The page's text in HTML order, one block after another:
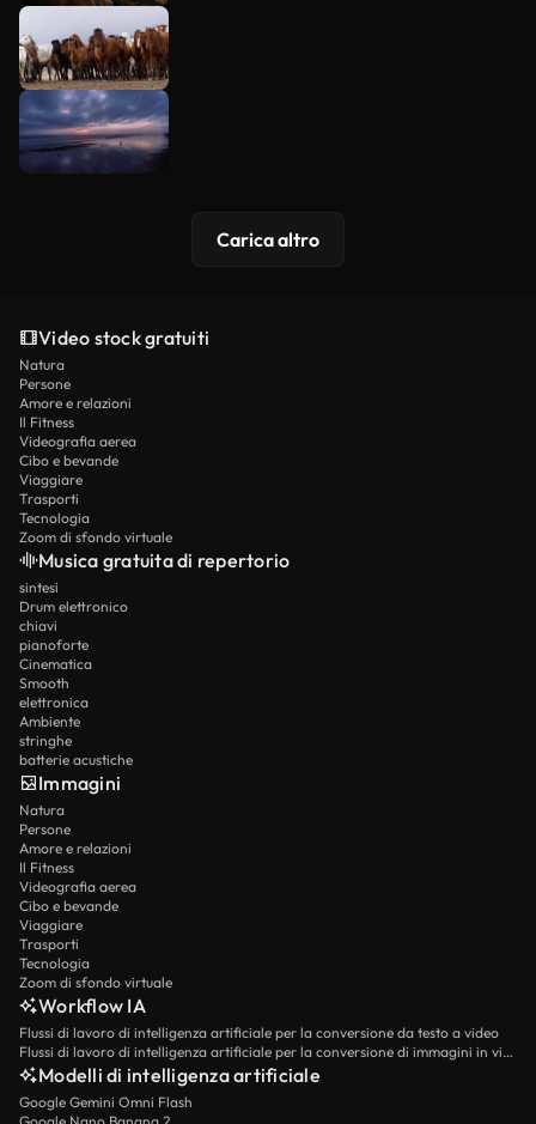
Carica altro
Video stock gratuiti
Natura
Persone
Amore e relazioni
Il Fitness
Videografia aerea
Cibo e bevande
Viaggiare
Trasporti
Tecnologia
Zoom di sfondo virtuale
Musica gratuita di repertorio
sintesi
Drum elettronico
chiavi
pianoforte
Cinematica
Smooth
elettronica
Ambiente
stringhe
batterie acustiche
Immagini
Natura
Persone
Amore e relazioni
Il Fitness
Videografia aerea
Cibo e bevande
Viaggiare
Trasporti
Tecnologia
Zoom di sfondo virtuale
Workflow IA
Flussi di lavoro di intelligenza artificiale per la conversione da testo a video
Flussi di lavoro di intelligenza artificiale per la conversione di immagini in video
Modelli di intelligenza artificiale
Google Gemini Omni Flash